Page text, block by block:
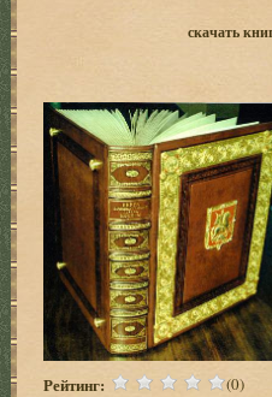
скачать
Рейтинг: (0)